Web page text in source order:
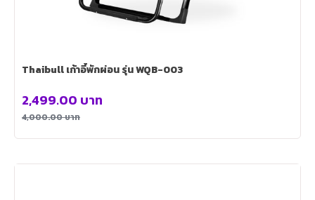
Thaibull เก้าอี้พักผ่อน รุ่น WQB-003
4,000.00บาท
2,499.00 บาท